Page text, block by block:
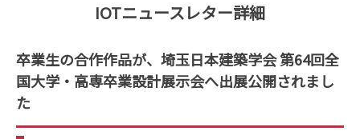
IOTニュースレター詳細
卒業生の合作作品が、埼玉日本建築学会 第64回全
国大学・高専卒業設計展示会へ出展公開されまし
た